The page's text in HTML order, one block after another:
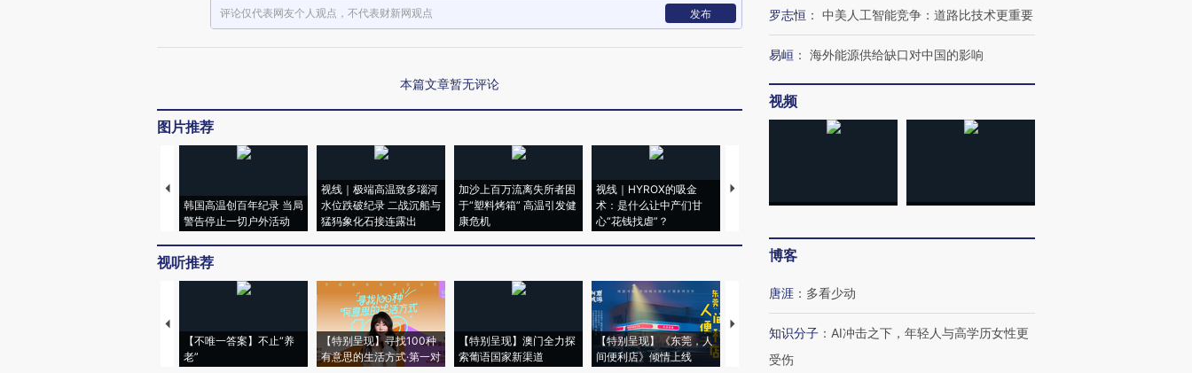
评论仅代表网友个人观点，不代表财新网观点 发布
本篇文章暂无评论
图片推荐
韩国高温创百年纪录 当局
警告停止一切户外活动
视线｜极端高温致多瑙河
水位跌破纪录 二战沉船与
猛犸象化石接连露出
加沙上百万流离失所者困
于“塑料烤箱” 高温引发健
康危机
视线｜HYROX的吸金
术：是什么让中产们甘
心“花钱找虐”？
马航飞行员跨国走私7万
粒摇头丸 尿检体内含3种
度Z世代 用街头抗争将教
机”？难民潮撕裂西班牙
视听推荐
【不唯一答案】不止“养
老”
【特别呈现】寻找100种
有意思的生活方式·第一对
【特别呈现】澳门全力探
索葡语国家新渠道
【特别呈现】《东莞，人
间便利店》倾情上线
【推广】走进第四届链博
会，让数智科技“链”接产
【特别呈现】寻找100种
【商旅对话】华住集团
CFO：不靠规模取胜，华
罗志恒 ： 中美人工智能竞争：道路比技术更重要
易峘 ： 海外能源供给缺口对中国的影响
视频
博客
唐涯 ： 多看少动
知识分子 ： AI冲击之下，年轻人与高学历女性更
受伤